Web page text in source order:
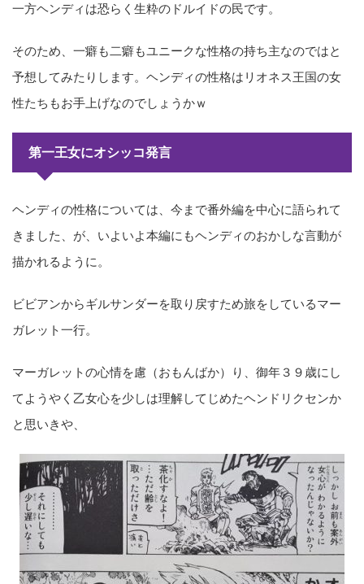
一方ヘンディは恐らく生粋のドルイドの民です。
そのため、一癖も二癖もユニークな性格の持ち主なのではと
予想してみたりします。ヘンディの性格はリオネス王国の女
性たちもお手上げなのでしょうかｗ
第一王女にオシッコ発言
ヘンディの性格については、今まで番外編を中心に語られて
きました、が、いよいよ本編にもヘンディのおかしな言動が
描かれるように。
ビビアンからギルサンダーを取り戻すため旅をしているマー
ガレット一行。
マーガレットの心情を慮（おもんばか）り、御年３９歳にし
てようやく乙女心を少しは理解してじめたヘンドリクセンか
と思いきや、